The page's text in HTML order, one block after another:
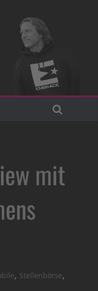
mit
, Stellenbörse,